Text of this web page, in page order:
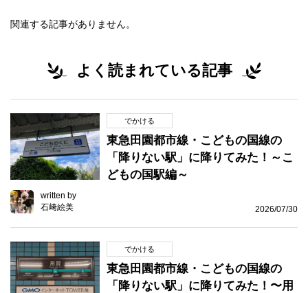
関連する記事がありません。
よく読まれている記事
でかける
東急田園都市線・こどもの国線の
「降りない駅」に降りてみた！～こ
どもの国駅編～
written by
石﨑絵美
2026/07/30
でかける
東急田園都市線・こどもの国線の
「降りない駅」に降りてみた！〜用